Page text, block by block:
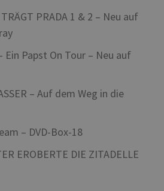
PRADA 1 & 2 – Neu auf
Ein Papst On Tour – Neu auf
– Auf dem Weg in die
– DVD-Box-18
EROBERTE DIE ZITADELLE